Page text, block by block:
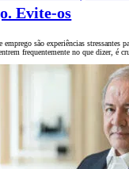
Evite-os
emprego são experiências stressantes
frequentemente no que dizer, é